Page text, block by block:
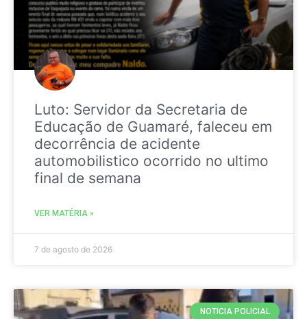
Luto: Servidor da Secretaria de
Educação de Guamaré, faleceu em
decorrência de acidente
automobilistico ocorrido no ultimo
final de semana
VER MATÉRIA »
7 de agosto de 2026
NOTICIA POLICIAL